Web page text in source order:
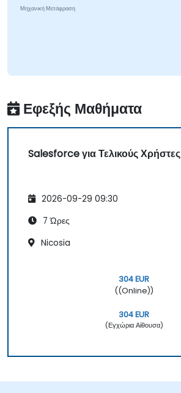
Μηχανική Μετάφραση
Εφεξής Μαθήματα
Salesforce για Τελικούς Χρήστες
2026-09-29 09:30
7 Ώρες
Nicosia
304 EUR
((Online))
304 EUR
(Εγχώρια Αίθουσα)